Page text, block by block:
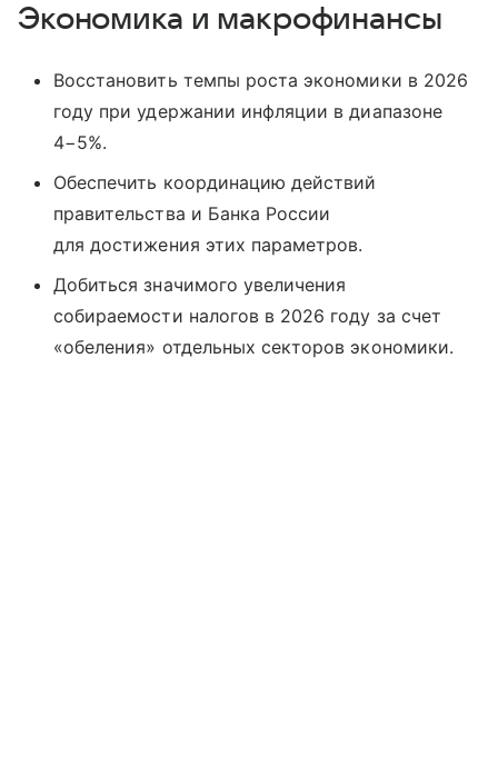
Экономика и макрофинансы
Восстановить темпы роста экономики в 2026
году при удержании инфляции в диапазоне
4−5%.
Обеспечить координацию действий
правительства и Банка России
для достижения этих параметров.
Добиться значимого увеличения
собираемости налогов в 2026 году за счет
«обеления» отдельных секторов экономики.